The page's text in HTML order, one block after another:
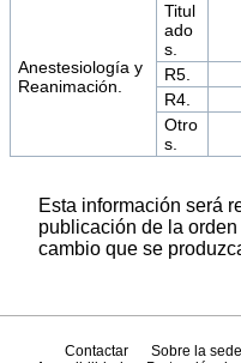
Anestesiología y
Reanimación.
Titul
ado
s.
R5.
R4.
Otro
s.
Esta información será
publicación de la
cambio que se
Contactar Sobre la